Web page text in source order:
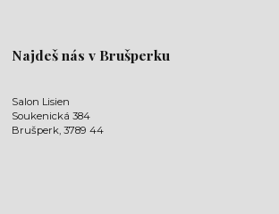
Najdeš nás v Brušperku
Salon Lisien
Soukenická 384
Brušperk, 3789 44